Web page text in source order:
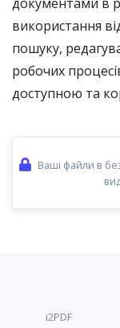
використання
пошуку,
робочих
доступною та
Ваші файли в
i2PDF